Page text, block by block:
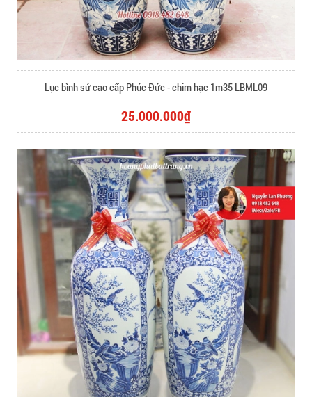
Lục bình sứ cao cấp Phúc Đức - chim hạc 1m35 LBML09
25.000.000₫